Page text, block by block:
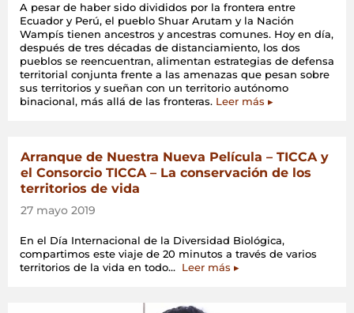
A pesar de haber sido divididos por la frontera entre
Ecuador y Perú, el pueblo Shuar Arutam y la Nación
Wampís tienen ancestros y ancestras comunes. Hoy en día,
después de tres décadas de distanciamiento, los dos
pueblos se reencuentran, alimentan estrategias de defensa
territorial conjunta frente a las amenazas que pesan sobre
sus territorios y sueñan con un territorio autónomo
binacional, más allá de las fronteras. Leer más ▸
Arranque de Nuestra Nueva Película – TICCA y
el Consorcio TICCA – La conservación de los
territorios de vida
27 mayo 2019
En el Día Internacional de la Diversidad Biológica,
compartimos este viaje de 20 minutos a través de varios
territorios de la vida en todo… Leer más «Arranque
▸